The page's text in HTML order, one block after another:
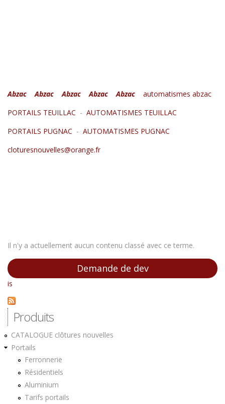
Abzac Abzac Abzac Abzac Abzac
automatismes abzac
PORTAILS TEUILLAC - AUTOMATISMES TEUILLAC
PORTAILS PUGNAC - AUTOMATISMES PUGNAC
cloturesnouvelles@orange.fr
Il n'y a actuellement aucun contenu classé avec ce terme.
Demande de dev
is
Produits
CATALOGUE clôtures nouvelles
Portails
Ferronnerie
Résidentiels
Aluminium
Tarifs portails